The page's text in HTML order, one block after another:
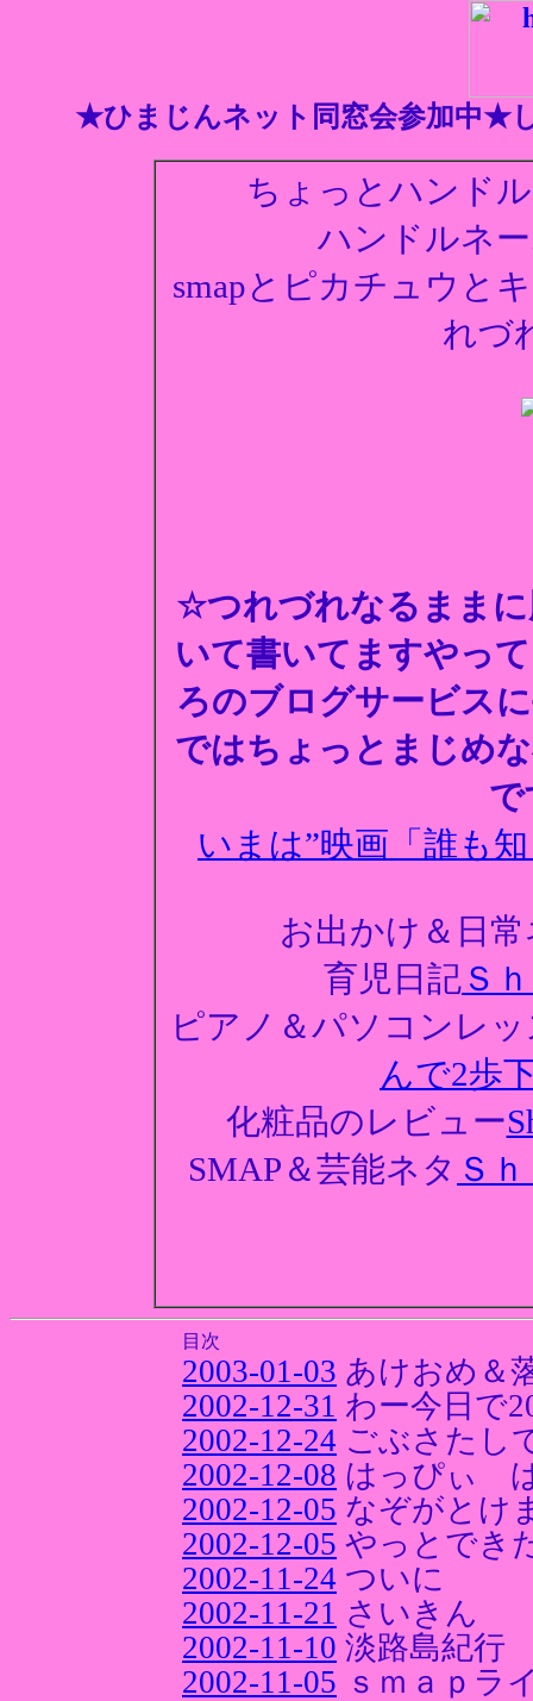
★ひまじんネット同窓会参加中★
ちょっとハンド
ハンドルネ
smapとピカチュウと
れづ
☆つれづれなるまま
いて書いてますやっ
ろのブログサービス
ではちょっとまじめ
で
いまは”映画「誰も
お出かけ＆日
育児日記 Ｓ
ピアノ＆パソコンレ
んで2歩
化粧品のレビュー
SMAP＆芸能ネタ Ｓ
目次
2003-01-03 あけおめ＆
2002-12-31 わー今日で
2002-12-24 ごぶさたし
2002-12-08 はっぴぃ
2002-12-05 なぞがとけ
2002-12-05 やっとでき
2002-11-24 ついに
2002-11-21 さいきん
2002-11-10 淡路島紀行
2002-11-05 ｓｍａｐラ